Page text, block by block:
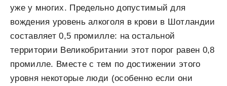
уже у многих. Предельно допустимый для
вождения уровень алкоголя в крови в Шотландии
составляет 0,5 промилле: на остальной
территории Великобритании этот порог равен 0,8
промилле. Вместе с тем по достижении этого
уровня некоторые люди (особенно если они